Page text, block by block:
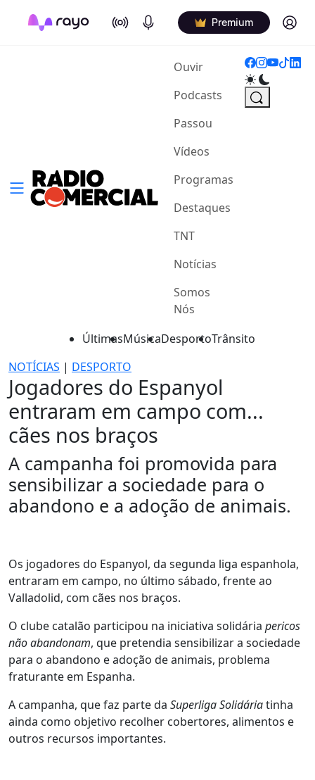
On Air Podcasts Premium Log in
Ouvir(current)
Podcasts
Passou
Vídeos
Programas
Destaques
TNT
Notícias
Somos
Nós
ÚltimasMúsicaDesportoTrânsito
NOTÍCIAS | DESPORTO
Jogadores do Espanyol
entraram em campo com...
cães nos braços
A campanha foi promovida para
sensibilizar a sociedade para o
abandono e a adoção de animais.
Os jogadores do Espanyol, da segunda liga espanhola,
entraram em campo, no último sábado, frente ao
Valladolid, com cães nos braços.
O clube catalão participou na iniciativa solidária pericos
não abandonam, que pretendia sensibilizar a sociedade
para o abandono e adoção de animais, problema
fraturante em Espanha.
A campanha, que faz parte da Superliga Solidáriatinha
ainda como objetivo recolher cobertores, alimentos e
outros recursos importantes.